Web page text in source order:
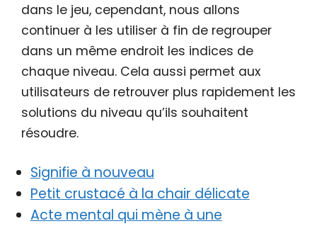
dans le jeu, cependant, nous allons
continuer à les utiliser à fin de regrouper
dans un même endroit les indices de
chaque niveau. Cela aussi permet aux
utilisateurs de retrouver plus rapidement les
solutions du niveau qu’ils souhaitent
résoudre.
Signifie à nouveau
Petit crustacé à la chair délicate
Acte mental qui mène à une